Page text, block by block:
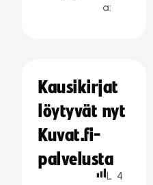
a:
Kausikirjat
löytyvät nyt
Kuvat.fi-
palvelusta
L 4